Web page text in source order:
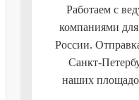
Работаем с
компаниями
России.
Санкт-
наших